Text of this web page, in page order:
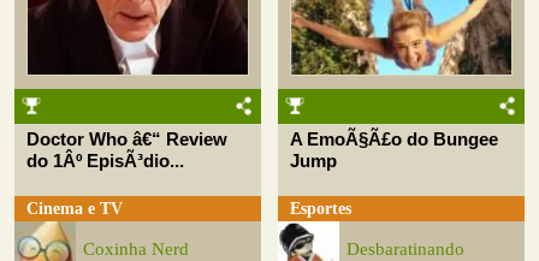
Doctor Who â€“ Review
do 1Âº EpisÃ³dio...
Cinema e TV
Coxinha Nerd
A EmoÃ§Ã£o do Bungee
Jump
Esportes
Desbaratinando